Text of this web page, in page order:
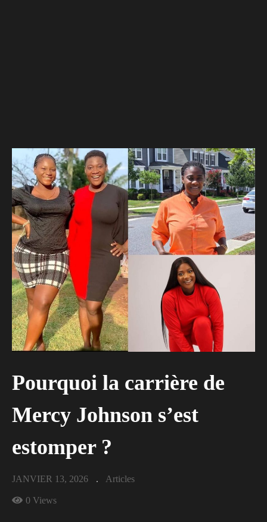
Pourquoi la carrière de
Mercy Johnson s’est
estomper ?
JANVIER 13, 2026 Articles
0 Views